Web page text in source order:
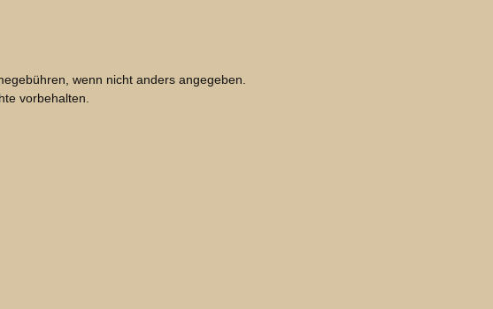
wenn nicht anders angegeben.
vorbehalten.